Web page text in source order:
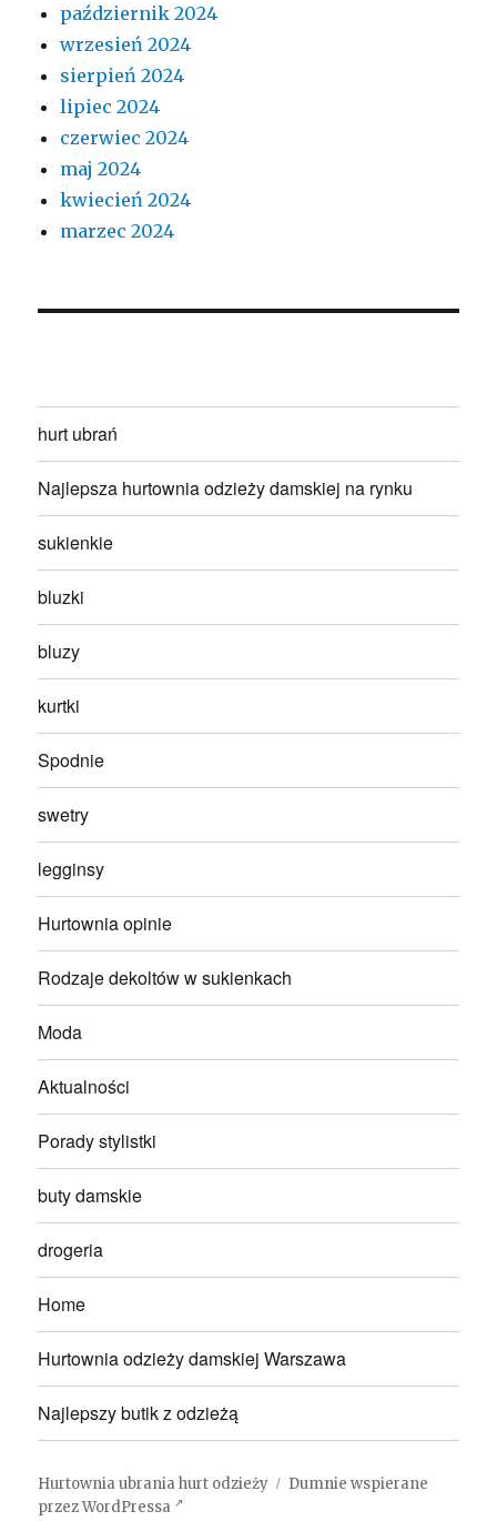
październik 2024
wrzesień 2024
sierpień 2024
lipiec 2024
czerwiec 2024
maj 2024
kwiecień 2024
marzec 2024
hurt ubrań
Najlepsza hurtownia odzieży damskiej na rynku
sukienkie
bluzki
bluzy
kurtki
Spodnie
swetry
legginsy
Hurtownia opinie
Rodzaje dekoltów w sukienkach
Moda
Aktualności
Porady stylistki
buty damskie
drogeria
Home
Hurtownia odzieży damskiej Warszawa
Najlepszy butik z odzieżą
Hurtownia ubrania hurt odzieży
Dumnie wspierane
przez WordPressa